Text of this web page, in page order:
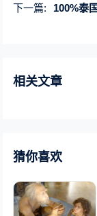
下一篇:
100%泰国
相关文章
猜你喜欢